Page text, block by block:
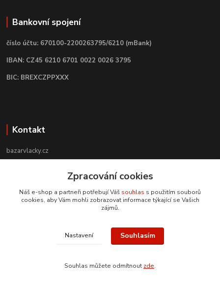
Bankovní spojení
číslo účtu: 670100-2200263795/6210 (mBank)
IBAN: CZ45 6210 6701 0022 0026 3795
BIC: BREXCZPPXXX
Kontakt
bazarvlacky.cz
+420 774 141 314
info@bazarvlacky.cz
Zpracování cookies
Náš e-shop a partneři potřebují Váš souhlas s použitím souborů
cookies, aby Vám mohli zobrazovat informace týkající se Vašich
zájmů.
Nastavení Souhlasím
Souhlas můžete odmítnout zde.